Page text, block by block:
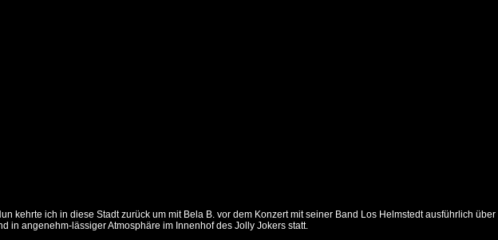
kehrte ich in diese Stadt zurück um mit Bela B. vor dem Konzert mit seiner Band Los Helmstedt ausführlich über
in angenehm-lässiger Atmosphäre im Innenhof des Jolly Jokers statt.